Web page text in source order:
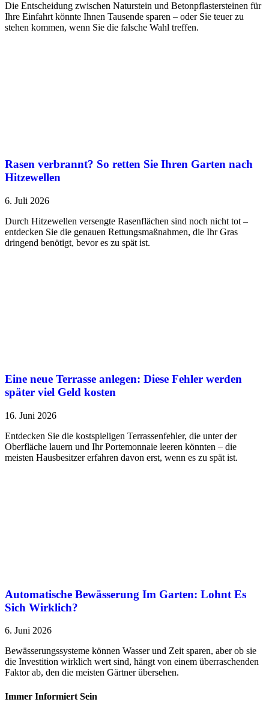
Die Entscheidung zwischen Naturstein und Betonpflastersteinen für
Ihre Einfahrt könnte Ihnen Tausende sparen – oder Sie teuer zu
stehen kommen, wenn Sie die falsche Wahl treffen.
Rasen verbrannt? So retten Sie Ihren Garten nach
Hitzewellen
6. Juli 2026
Durch Hitzewellen versengte Rasenflächen sind noch nicht tot –
entdecken Sie die genauen Rettungsmaßnahmen, die Ihr Gras
dringend benötigt, bevor es zu spät ist.
Eine neue Terrasse anlegen: Diese Fehler werden
später viel Geld kosten
16. Juni 2026
Entdecken Sie die kostspieligen Terrassenfehler, die unter der
Oberfläche lauern und Ihr Portemonnaie leeren könnten – die
meisten Hausbesitzer erfahren davon erst, wenn es zu spät ist.
Automatische Bewässerung Im Garten: Lohnt Es
Sich Wirklich?
6. Juni 2026
Bewässerungssysteme können Wasser und Zeit sparen, aber ob sie
die Investition wirklich wert sind, hängt von einem überraschenden
Faktor ab, den die meisten Gärtner übersehen.
Immer Informiert Sein